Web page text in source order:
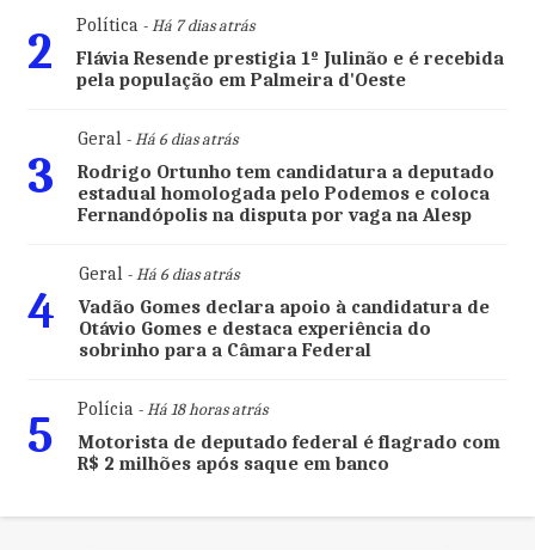
2 Política- Há 7 dias atrás
Flávia Resende prestigia 1º Julinão e é recebida
pela população em Palmeira d'Oeste
3
Geral- Há 6 dias atrás
Rodrigo Ortunho tem candidatura a deputado
estadual homologada pelo Podemos e coloca
Fernandópolis na disputa por vaga na Alesp
4
Geral- Há 6 dias atrás
Vadão Gomes declara apoio à candidatura de
Otávio Gomes e destaca experiência do
sobrinho para a Câmara Federal
5 Polícia- Há 18 horas atrás
Motorista de deputado federal é flagrado com
R$ 2 milhões após saque em banco